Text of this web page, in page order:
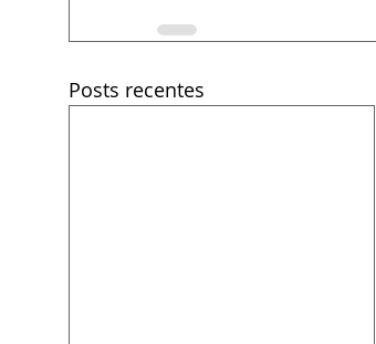
Posts recentes